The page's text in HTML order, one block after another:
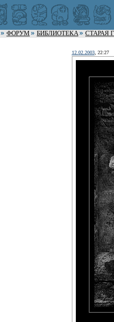
ФОРУМ БИБЛИОТЕКА
СТАРАЯ
12.02.2003, 22:27